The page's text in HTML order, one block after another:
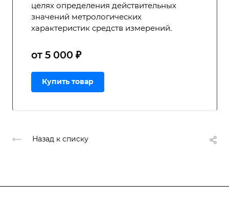
целях определения действительных
значений метрологических
характеристик средств измерений.
от 5 000 ₽
Купить товар
Назад к списку